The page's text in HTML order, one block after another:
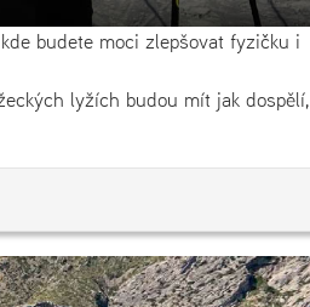
budete moci zlepšovat fyzičku i
lyžích budou mít jak dospělí,